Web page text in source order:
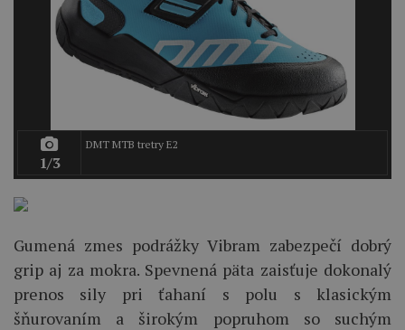
1/3
DMT MTB tretry E2
Gumená zmes podrážky Vibram zabezpečí dobrý
grip aj za mokra. Spevnená päta zaisťuje dokonalý
prenos sily pri ťahaní s polu s klasickým
šňurovaním a širokým popruhom so suchým